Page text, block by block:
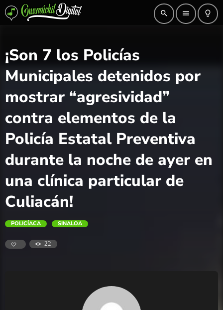
search menu lightbulb_outline
¡Son 7 los Policías
Municipales detenidos por
mostrar “agresividad”
contra elementos de la
Policía Estatal Preventiva
durante la noche de ayer en
una clínica particular de
Culiacán!
POLICÍACA SINALOA
22